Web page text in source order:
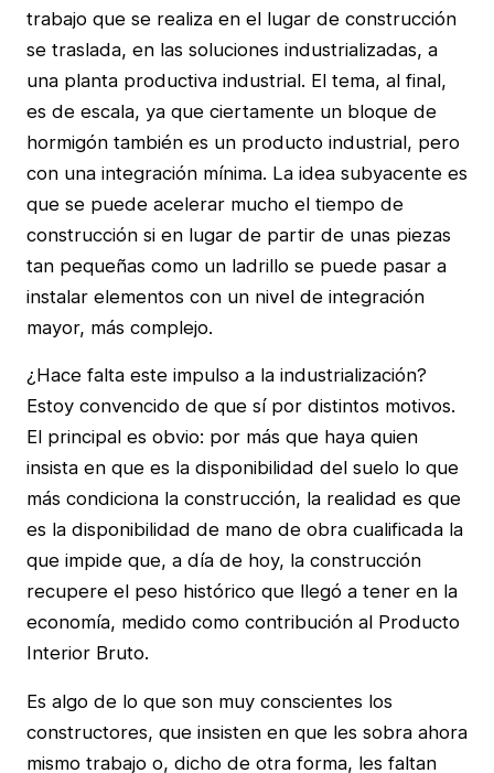
trabajo que se realiza en el lugar de construcción
se traslada, en las soluciones industrializadas, a
una planta productiva industrial. El tema, al final,
es de escala, ya que ciertamente un bloque de
hormigón también es un producto industrial, pero
con una integración mínima. La idea subyacente es
que se puede acelerar mucho el tiempo de
construcción si en lugar de partir de unas piezas
tan pequeñas como un ladrillo se puede pasar a
instalar elementos con un nivel de integración
mayor, más complejo.
¿Hace falta este impulso a la industrialización?
Estoy convencido de que sí por distintos motivos.
El principal es obvio: por más que haya quien
insista en que es la disponibilidad del suelo lo que
más condiciona la construcción, la realidad es que
es la disponibilidad de mano de obra cualificada la
que impide que, a día de hoy, la construcción
recupere el peso histórico que llegó a tener en la
economía, medido como contribución al Producto
Interior Bruto.
Es algo de lo que son muy conscientes los
constructores, que insisten en que les sobra ahora
mismo trabajo o, dicho de otra forma, les faltan